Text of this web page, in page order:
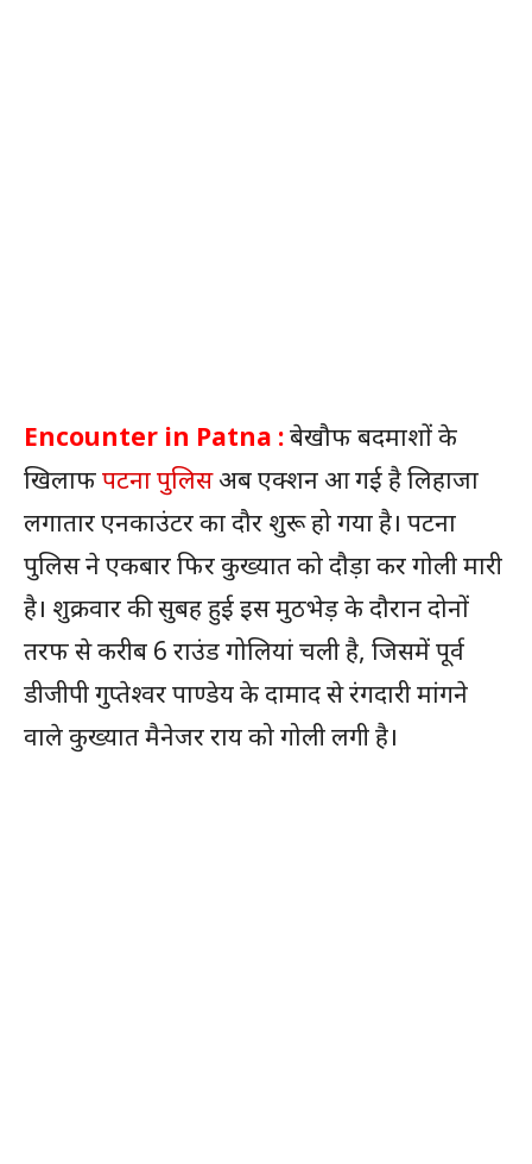
Encounter in Patna :बेखौफ बदमाशों के
खिलाफपटना पुलिसअब एक्शन आ गई है लिहाजा
लगातार एनकाउंटर का दौर शुरू हो गया है। पटना
पुलिस ने एकबार फिर कुख्यात को दौड़ा कर गोली मारी
है। शुक्रवार की सुबह हुई इस मुठभेड़ के दौरान दोनों
तरफ से करीब 6 राउंड गोलियां चली है, जिसमें पूर्व
डीजीपी गुप्तेश्वर पाण्डेय के दामाद से रंगदारी मांगने
वाले कुख्यात मैनेजर राय को गोली लगी है।